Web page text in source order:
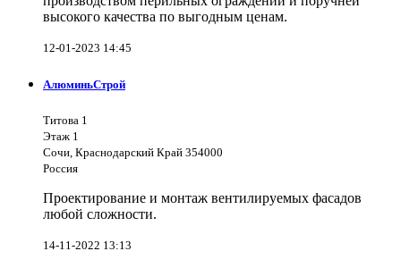
высокого качества по выгодным ценам.
12-01-2023 14:45
АлюминьСтрой
Титова 1
Этаж 1
Сочи, Краснодарский Край 354000
Россия
Проектирование и монтаж вентилируемых фасадов
любой сложности.
14-11-2022 13:13